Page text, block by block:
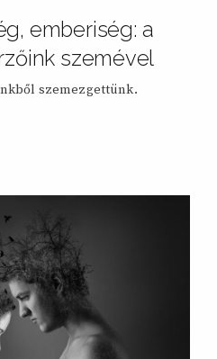
emberiség: a
szemével
szemezgettünk.